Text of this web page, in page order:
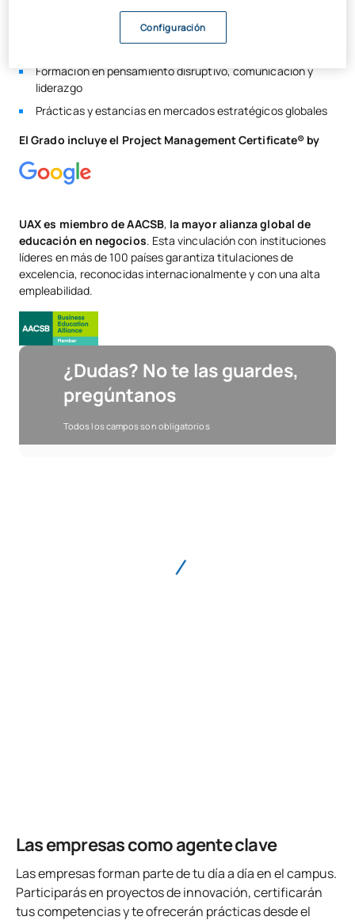
700 horas de formación en tecnologías emergentes y su
impacto en los negocios
Proyectos reales de innovación con empresas
Formación en pensamiento disruptivo, comunicación y
liderazgo
Prácticas y estancias en mercados estratégicos globales
El Grado incluye el Project Management Certificate® by
UAX es miembro de AACSB, la mayor alianza global de
educación en negocios. Esta vinculación con instituciones
líderes en más de 100 países garantiza titulaciones de
excelencia, reconocidas internacionalmente y con una alta
empleabilidad.
¿Dudas? No te las guardes,
pregúntanos
Todos los campos son obligatorios
Las empresas como agente clave
Las empresas forman parte de tu día a día en el campus.
Participarás en proyectos de innovación, certificarán
tus competencias y te ofrecerán prácticas desde el
Configuración